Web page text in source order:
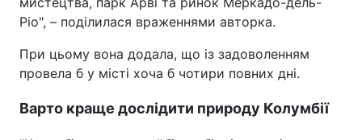
Ріо", – поділилася враженнями авторка.
При цьому вона додала, що із задоволенням
провела б у місті хоча б чотири повних дні.
Варто краще дослідити природу Колумбії